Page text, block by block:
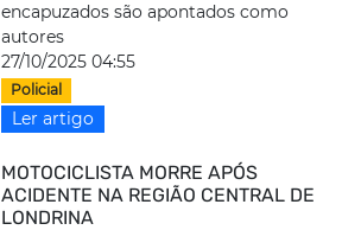
encapuzados são apontados como
autores
27/10/2025 04:55
Policial
Ler artigo
MOTOCICLISTA MORRE APÓS
ACIDENTE NA REGIÃO CENTRAL DE
LONDRINA